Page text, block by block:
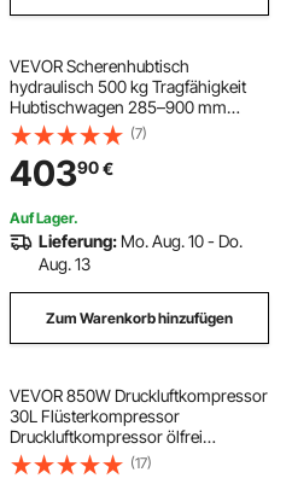
VEVOR Scherenhubtisch
hydraulisch 500 kg Tragfähigkeit
Hubtischwagen 285–900 mm
Hubbereich Hubtisch Werkstatt 815
x 505 mm Plattform
Scherenhubwagen Einzelschere für
Fabriken Lagerhäuser Supermärkte
(7)
40390€
Auf Lager.
Lieferung: Mo. Aug. 10 - Do.
Aug. 13
Zum Warenkorb hinzufügen
VEVOR 850W Druckluftkompressor
30L Flüsterkompressor
Druckluftkompressor ölfrei
Luftabgabe
(17)